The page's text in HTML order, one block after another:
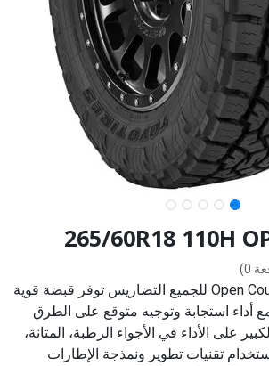
265/60R18 110H
0)
إطارات Open Country A/T III للجميع التضاريس توفر قبضة قوية
أداء استجابة وتوجيه متوقع على الطرق
على الأداء في الأجواء الرطبة، المتانة،
تقنيات تطوير ونمذجة الإطارات